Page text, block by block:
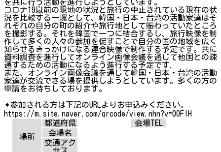
を共に行う活動を進行しようとしています。
コロナ19以前の現地の状況と旅行の中止されている現在の状
況を比較する一環として、韓国・日本・台湾の活動家達はそ
れぞれの自分の町の紹介や旅行地として賑わっていたところ
を撮影する。それを韓国で一つに結合するし、旅行映像を制
作して多くの人々の参加を促すことで自分の国の地域を広く
知らせるきっかけになる連合映像で制作する予定です。共に
資料調査を進行してオンライン画像会議を通じて他国との疎
通するための活動になるよう進行する予定です.
また、オンライン画像会議を通じて韓国・日本・台湾の活動
家達が交流できる場を提供しようとしています。多くの方の
申請をお待ちしております。
✦参加される方は下記のURLよりお申込みください。
https://m.site.naver.com/qrcode/view.nhn?v=0OFlH
場所
都道府県
会場TEL
会場名
交通アク